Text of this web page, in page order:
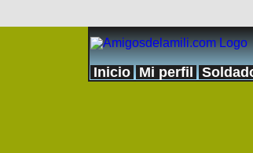
Inicio Mi perfil